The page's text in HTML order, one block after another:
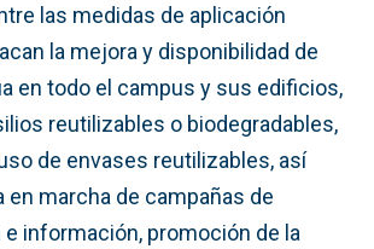
las medidas de aplicación
la mejora y disponibilidad de
en todo el campus y sus edificios,
reutilizables o biodegradables,
de envases reutilizables, así
en marcha de campañas de
información, promoción de la